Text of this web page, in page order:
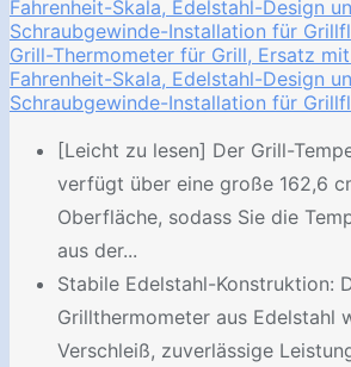
Grill-Thermometer für Grill, Ersatz
Fahrenheit-Skala, Edelstahl-Design
Schraubgewinde-Installation für
[Leicht zu lesen] Der Grill-
verfügt über eine große 162,6
Oberfläche, sodass Sie die
aus der...
Stabile Edelstahl-Konstruktion:
Grillthermometer aus Edelstahl
Verschleiß, zuverlässige